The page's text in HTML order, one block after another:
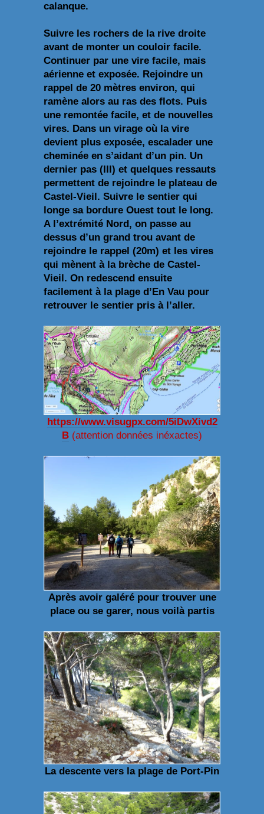
calanque.
Suivre les rochers de la rive droite
avant de monter un couloir facile.
Continuer par une vire facile, mais
aérienne et exposée. Rejoindre un
rappel de 20 mètres environ, qui
ramène alors au ras des flots. Puis
une remontée facile, et de nouvelles
vires. Dans un virage où la vire
devient plus exposée, escalader une
cheminée en s’aidant d’un pin. Un
dernier pas (III) et quelques ressauts
permettent de rejoindre le plateau de
Castel-Vieil. Suivre le sentier qui
longe sa bordure Ouest tout le long.
A l’extrémité Nord, on passe au
dessus d’un grand trou avant de
rejoindre le rappel (20m) et les vires
qui mènent à la brèche de Castel-
Vieil. On redescend ensuite
facilement à la plage d’En Vau pour
retrouver le sentier pris à l’aller.
https://www.visugpx.com/5iDwXivd2
B (attention données inéxactes)
Après avoir galéré pour trouver une
place ou se garer, nous voilà partis
La descente vers la plage de Port-Pin